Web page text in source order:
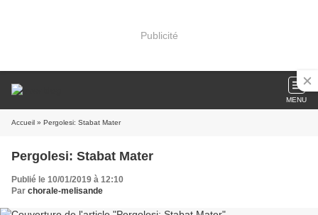
Publicité
MENU
Accueil » Pergolesi: Stabat Mater
Pergolesi: Stabat Mater
Publié le 10/01/2019 à 12:10
Par chorale-melisande